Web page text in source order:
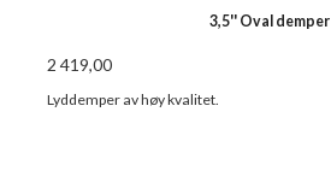
3,5'' Oval demper
2 419,00
Lyddemper av høy kvalitet.